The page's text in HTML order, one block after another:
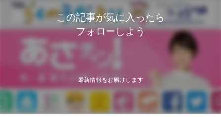
この記事が気に入ったら
フォローしよう
最新情報をお届けします